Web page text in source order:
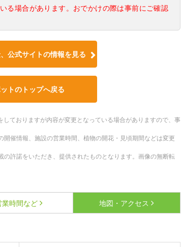
る場合があります。おでかけの際は事前にご確認
公式サイトの情報を見る
トのトップへ戻る
ておりますが内容が変更となっている場合がありますので、事
催情報、施設の営業時間、植物の開花・見頃期間などは変更
許諾をいただき、提供されたものとなります。画像の無断転
業時間など 地図・アクセス